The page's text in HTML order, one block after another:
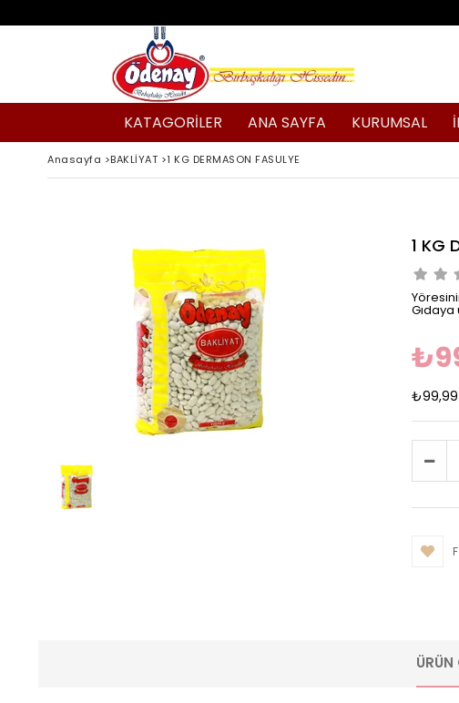
KATAGORİLER ANA SAYFA KURUMSAL
Anasayfa >BAKLİYAT >1 KG DERMASON FASULYE
1 KG
₺99,99
ÜRÜN